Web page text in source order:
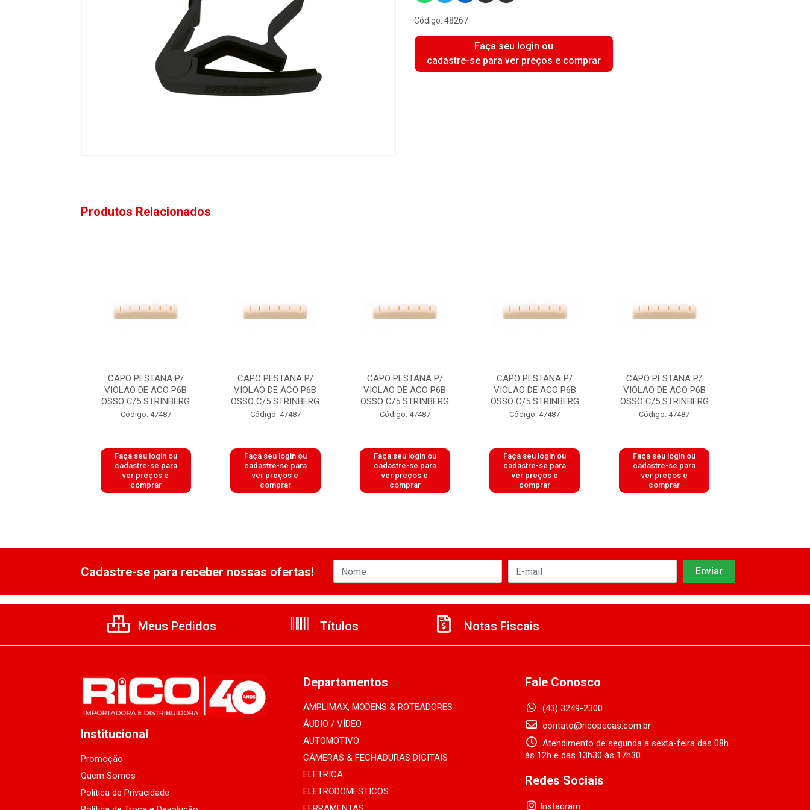
Código: 48267
Faça seu login ou
cadastre-se para ver preços e comprar
Produtos Relacionados
CAPO PESTANA P/
VIOLAO DE ACO P6B
OSSO C/5 STRINBERG
Código: 47487
Faça seu login ou
cadastre-se para
ver preços e
comprar
CAPO PESTANA P/
VIOLAO DE ACO P6B
OSSO C/5 STRINBERG
Código: 47487
Faça seu login ou
cadastre-se para
ver preços e
comprar
CAPO PESTANA P/
VIOLAO DE ACO P6B
OSSO C/5 STRINBERG
Código: 47487
Faça seu login ou
cadastre-se para
ver preços e
comprar
CAPO PESTANA P/
VIOLAO DE ACO P6B
OSSO C/5 STRINBERG
Código: 47487
Faça seu login ou
cadastre-se para
ver preços e
comprar
CAPO PESTANA P/
VIOLAO DE ACO P6B
OSSO C/5 STRINBERG
Código: 47487
Faça seu login ou
cadastre-se para
ver preços e
comprar
Cadastre-se para receber nossas ofertas!
Meus Pedidos Títulos Notas Fiscais
Institucional
Promoção
Quem Somos
Política de Privacidade
Departamentos
AMPLIMAX, MODENS & ROTEADORES
ÁUDIO / VÍDEO
AUTOMOTIVO
CÂMERAS & FECHADURAS DIGITAIS
ELETRICA
ELETRODOMESTICOS
Fale Conosco
(43) 3249-2300
contato@ricopecas.com.br
Atendimento de segunda a sexta-feira das 08h
às 12h e das 13h30 às 17h30
Redes Sociais
Instagram